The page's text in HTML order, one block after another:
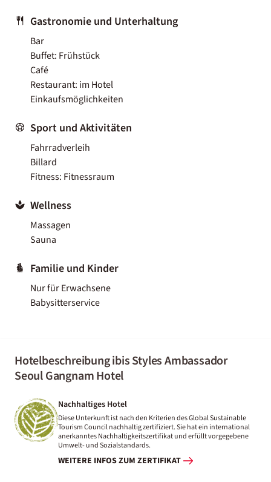
Gastronomie und Unterhaltung
Bar
Buffet: Frühstück
Café
Restaurant: im Hotel
Einkaufsmöglichkeiten
Sport und Aktivitäten
Fahrradverleih
Billard
Fitness: Fitnessraum
Wellness
Massagen
Sauna
Familie und Kinder
Nur für Erwachsene
Babysitterservice
Hotelbeschreibung ibis Styles Ambassador
Seoul Gangnam Hotel
Nachhaltiges Hotel
Diese Unterkunft ist nach den Kriterien des Global Sustainable
Tourism Council nachhaltig zertifiziert. Sie hat ein international
anerkanntes Nachhaltigkeitszertifikat und erfüllt vorgegebene
Umwelt- und Sozialstandards.
WEITERE INFOS ZUM ZERTIFIKAT